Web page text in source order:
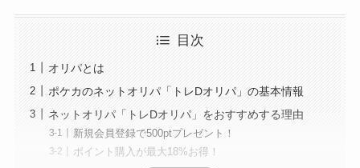
目次
オリパとは
ポケカのネットオリパ「トレDオリパ」の基本情報
ネットオリパ「トレDオリパ」をおすすめする理由
新規会員登録で500ptプレゼント！
ポイント購入が最大18%お得！